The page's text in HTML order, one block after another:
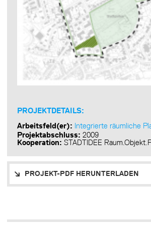
PROJEKTDETAILS:
Arbeitsfeld(er): Integrierte räumliche
Projektabschluss: 2009
Kooperation: STADTIDEE
PROJEKT-PDF HERUNTERLADEN